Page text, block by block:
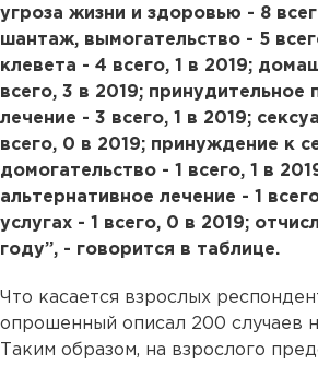
угроза жизни и здоровью - 8
шантаж, вымогательство - 5
клевета - 4 всего, 1 в 2019;
всего, 3 в 2019; принудительное
лечение - 3 всего, 1 в 2019;
всего, 0 в 2019; принуждение к
домогательство - 1 всего, 1 в
альтернативное лечение - 1
услугах - 1 всего, 0 в 2019;
году”, - говорится в таблице.
Что касается взрослых
опрошенный описал 200 случаев
Таким образом, на взрослого